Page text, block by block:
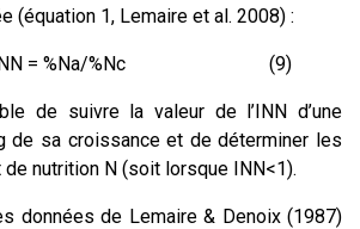
(équation 1, Lemaire et al. 2008) :
%Nc (9)
de suivre la valeur de l’INN d’une
de sa croissance et de déterminer les
nutrition N (soit lorsque INN<1).
données de Lemaire & Denoix (1987)